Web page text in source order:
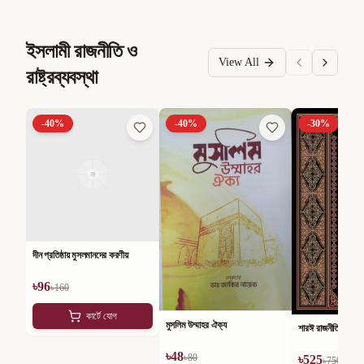
ইসলামী রাজনীতি ও
রাষ্ট্রব্যবস্থা
View All
-40%
দীন প্রতিষ্ঠায় মুসলমানদের করণীয়
৳96৳160
কার্টে যোগ
-40%
মুসলিম উম্মাহর ঐক্য
৳48৳80
-30%
শারঈ রাজনীতি
৳525৳750